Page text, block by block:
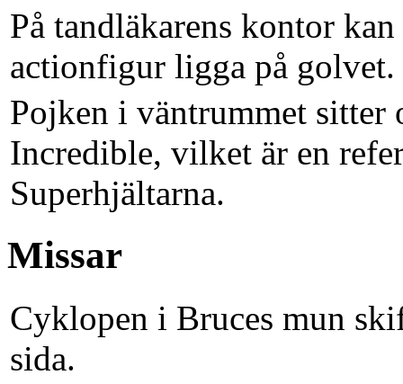
På tandläkarens kontor
actionfigur ligga på golvet.
Pojken i väntrummet sitter
Incredible, vilket är en
Superhjältarna.
Missar
Cyklopen i Bruces mun
sida.